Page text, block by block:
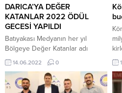
saygı duyuyoruz, yaşamımızı bu
şekilde sürdürüyoruz.
Derneğimizin kuruluşundan
bugüne...
DARICA’YA DEĞER
KATANLAR 2022 ÖDÜL
GECESİ YAPILDI
Batıyakası Medyanın her yıl
Bölgeye Değer Katanlar adı
altında Kocaeli’nin batıyakasında
gerçekleştirilen ödül töreni Mart
ayında Çayırova ile başlayıp
Haziran ayında ise Darıca’ya
14.06.2022 0